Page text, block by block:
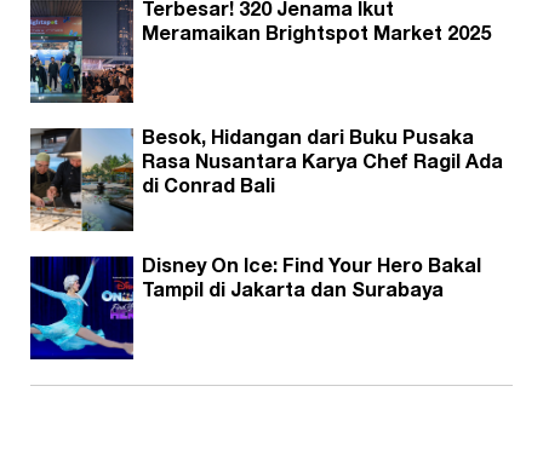
Terbesar! 320 Jenama Ikut
Meramaikan Brightspot Market 2025
Besok, Hidangan dari Buku Pusaka
Rasa Nusantara Karya Chef Ragil Ada
di Conrad Bali
Disney On Ice: Find Your Hero Bakal
Tampil di Jakarta dan Surabaya